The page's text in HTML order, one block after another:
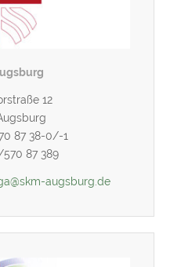
12
87 38-0/-1
570 87 389
augsburg.de